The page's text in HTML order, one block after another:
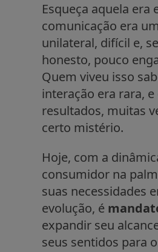
Esqueça aquela era
comunicação era
unilateral, difícil e,
honesto, pouco
Quem viveu isso
interação era rara, e
resultados, muitas
certo mistério.
Hoje, com a
consumidor na
suas necessidades
evolução, é
expandir seu
seus sentidos para